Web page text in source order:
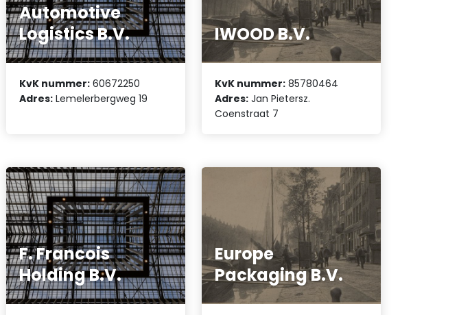
Automotive
Logistics B.V.
KvK nummer: 60672250
Adres: Lemelerbergweg 19
IWOOD B.V.
KvK nummer: 85780464
Adres: Jan Pietersz.
Coenstraat 7
F. Francois
Holding B.V.
Europe
Packaging B.V.